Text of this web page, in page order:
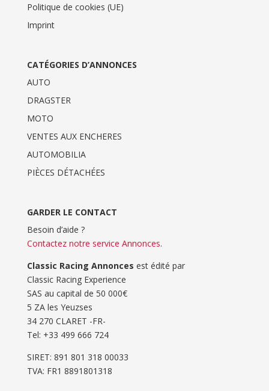
Politique de cookies (UE)
Imprint
CATÉGORIES D’ANNONCES
AUTO
DRAGSTER
MOTO
VENTES AUX ENCHERES
AUTOMOBILIA
PIÈCES DÉTACHÉES
GARDER LE CONTACT
Besoin d’aide ?
Contactez notre service Annonces.
Classic Racing Annonces est édité par
Classic Racing Experience
SAS au capital de 50 000€
5 ZA les Yeuzses
34 270 CLARET -FR-
Tel: ‭+33 499 666 724‬
SIRET: 891 801 318 00033
TVA: FR1 8891801318